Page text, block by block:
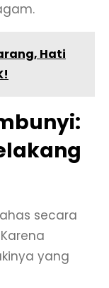
Hati
secara
yang